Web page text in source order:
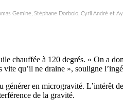
Gemine, Stéphane Dorbolo, Cyril André et
chauffée à 120 degrés. « On a
qu’il ne draine », souligne
en microgravité. L’intérêt
de la gravité.